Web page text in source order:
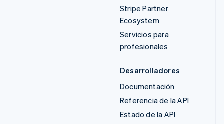
Stripe Partner
Ecosystem
Servicios para
profesionales
Desarrolladores
Documentación
Referencia de la API
Estado de la API